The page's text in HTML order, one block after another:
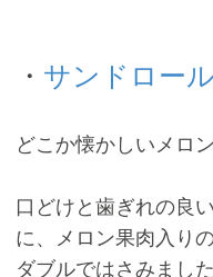
・ サンドロー
どこか懐かしいメロ
口どけと歯ぎれの良
に、メロン果肉入り
ダブルではさみました